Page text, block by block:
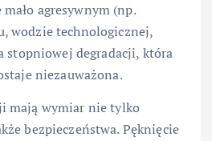
agresywnym (np.
wodzie technologicznej,
stopniowej degradacji, która
niezauważona.
mają wymiar nie tylko
bezpieczeństwa. Pęknięcie